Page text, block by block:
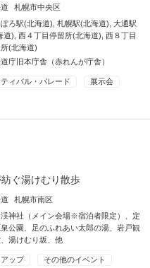
札幌市中央区
ろ駅(北海道) ,札幌駅(北海道) ,大通駅
道) ,西４丁目停留所(北海道) ,西８丁目
(北海道)
庁旧本庁舎（赤れんが庁舎）
ィバル・パレード 展示会
ぐ湯けむり散歩
札幌市南区
渓神社（メイン会場※宿泊者限定）、定
公園、足のふれあい太郎の湯、岩戸観
湯けむり坂、他
ップ その他のイベント